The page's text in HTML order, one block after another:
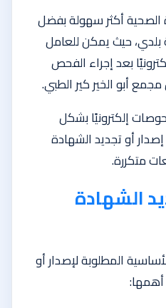
أكثر سهولة بفضل
بلدي، حيث يمكن للعامل
بعد إجراء الفحص
أبو الخير كير الطبي.
إلكترونيًا بشكل
أو تجديد الشهادة
متكررة.
الشهادة
المطلوبة لإصدار أو